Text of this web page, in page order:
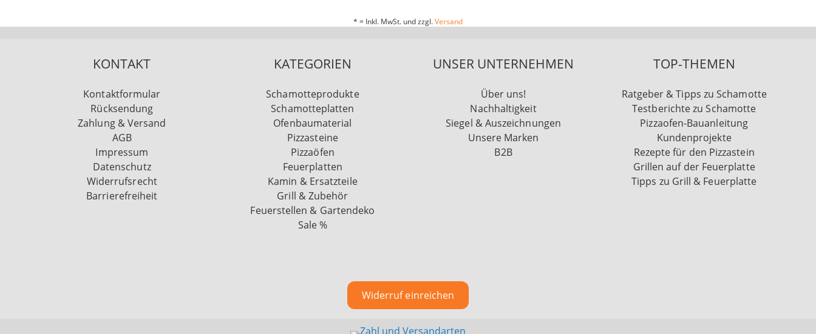
* = Inkl. MwSt. und zzgl.Versand
KONTAKT
Kontaktformular
Rücksendung
Zahlung & Versand
AGB
Impressum
Datenschutz
Widerrufsrecht
Barrierefreiheit
KATEGORIEN
Schamotteprodukte
Schamotteplatten
Ofenbaumaterial
Pizzasteine
Pizzaöfen
Feuerplatten
Kamin & Ersatzteile
Grill & Zubehör
Feuerstellen & Gartendeko
Sale %
UNSER UNTERNEHMEN
Über uns!
Nachhaltigkeit
Siegel & Auszeichnungen
Unsere Marken
B2B
TOP-THEMEN
Ratgeber & Tipps zu Schamotte
Testberichte zu Schamotte
Pizzaofen-Bauanleitung
Kundenprojekte
Rezepte für den Pizzastein
Grillen auf der Feuerplatte
Tipps zu Grill & Feuerplatte
Widerruf einreichen